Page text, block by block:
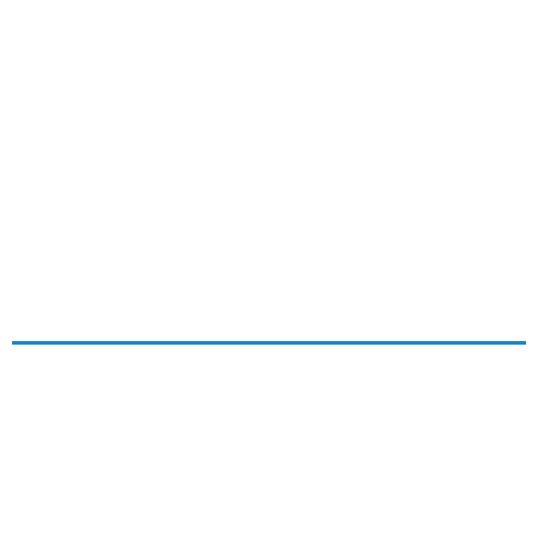
SALADE DE CHASSELAS A L'ORANGE